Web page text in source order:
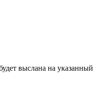
выслана на указанный